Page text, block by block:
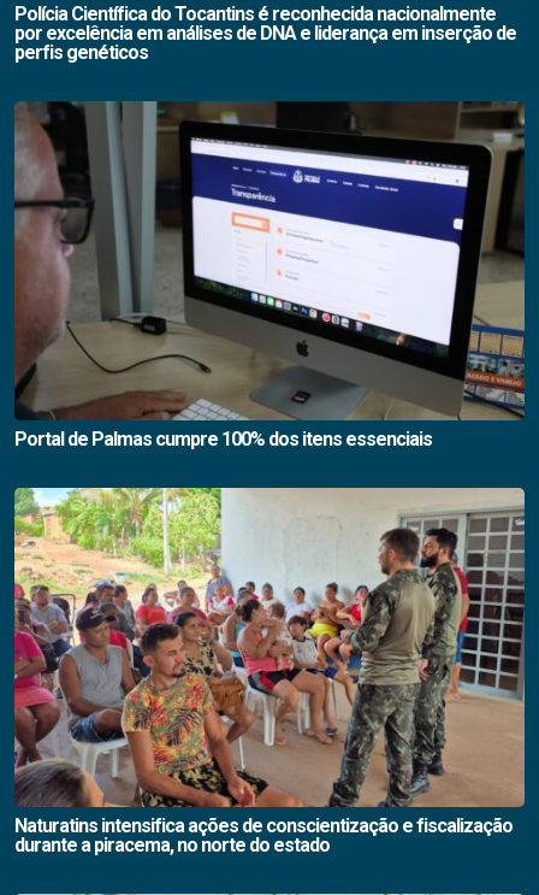
Polícia Científica do Tocantins é reconhecida nacionalmente
por excelência em análises de DNA e liderança em inserção de
perfis genéticos
Portal de Palmas cumpre 100% dos itens essenciais
Naturatins intensifica ações de conscientização e fiscalização
durante a piracema, no norte do estado